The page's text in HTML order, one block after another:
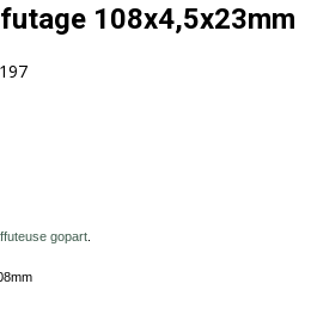
108x4,5x23mm
gopart